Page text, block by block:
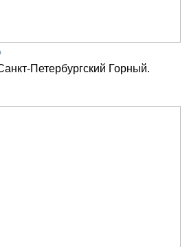
Петербургский Горный.